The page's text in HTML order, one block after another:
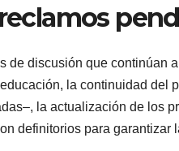
discusión que continúan
la continuidad del
la actualización de los
definitorios para garantizar